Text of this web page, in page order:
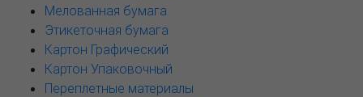
Мелованная бумага
Этикеточная бумага
Картон Графический
Картон Упаковочный
Переплетные материалы